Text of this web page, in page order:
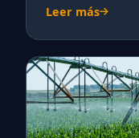
Leer más